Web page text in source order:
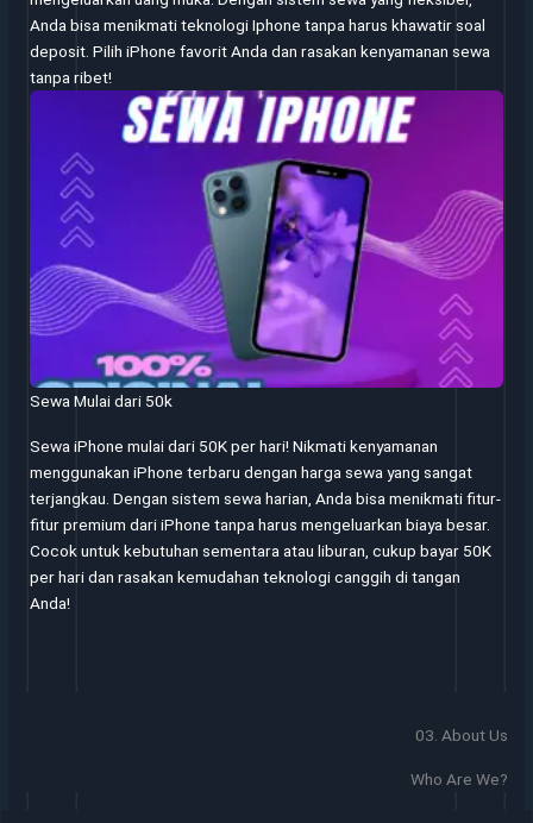
Anda bisa menikmati teknologi Iphone tanpa harus khawatir soal
deposit. Pilih iPhone favorit Anda dan rasakan kenyamanan sewa
tanpa ribet!
Sewa Mulai dari 50k
Sewa iPhone mulai dari 50K per hari! Nikmati kenyamanan
menggunakan iPhone terbaru dengan harga sewa yang sangat
terjangkau. Dengan sistem sewa harian, Anda bisa menikmati fitur-
fitur premium dari iPhone tanpa harus mengeluarkan biaya besar.
Cocok untuk kebutuhan sementara atau liburan, cukup bayar 50K
per hari dan rasakan kemudahan teknologi canggih di tangan
Anda!
03. About Us
Who Are We?